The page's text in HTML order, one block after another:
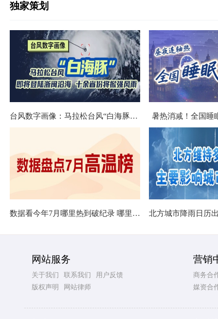
独家策划
台风数字画像：马拉松台风“白海豚”将影响十余省份 暑热消减！全国睡
数据看今年7月哪里热到破纪录 哪里暑热连轴转
网站服务
关于我们 联系我们
用户反馈
版权声明
网站律师
营销
商务合
媒资合